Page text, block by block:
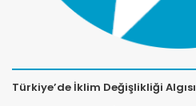
Türkiye’de İklim Değişlikliği Algısı